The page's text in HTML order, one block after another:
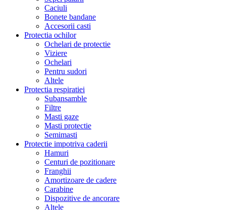
Caciuli
Bonete bandane
Accesorii casti
Protectia ochilor
Ochelari de protectie
Viziere
Ochelari
Pentru sudori
Altele
Protectia respiratiei
Subansamble
Filtre
Masti gaze
Masti protectie
Semimasti
Protectie impotriva caderii
Hamuri
Centuri de pozitionare
Franghii
Amortizoare de cadere
Carabine
Dispozitive de ancorare
Altele